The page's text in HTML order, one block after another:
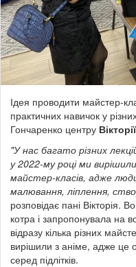
Ідея проводити майстер-
практичних навичок у
Гончаренко центру
"У нас багато різних
у 2022-му році ми
майстер-класів, адже
малювання, ліплення,
розповідає пані Вікторія.
котра і запропонувала на
відразу кілька різних
вирішили з аніме, адже це
серед підлітків.